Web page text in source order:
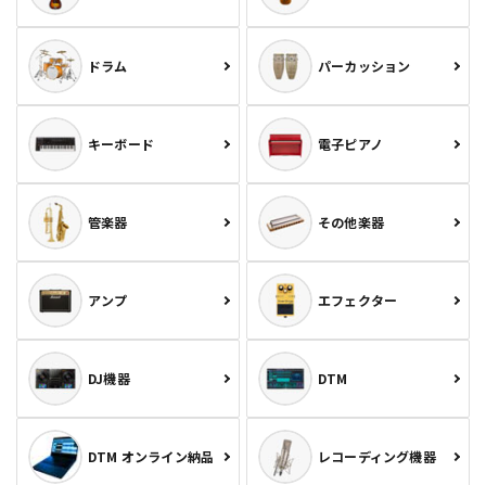
ドラム パーカッション
キーボード 電子ピアノ
管楽器 その他楽器
アンプ エフェクター
DJ機器 DTM
DTM オンライン納品 レコーディング機器